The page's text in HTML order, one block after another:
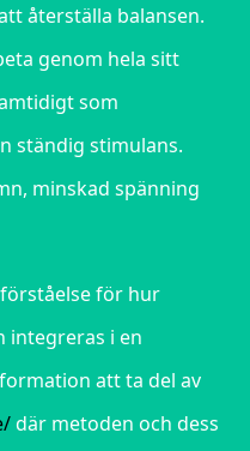
återställa balansen.
genom hela sitt
som
ständig stimulans.
minskad spänning
för hur
integreras i en
att ta del av
där metoden och dess